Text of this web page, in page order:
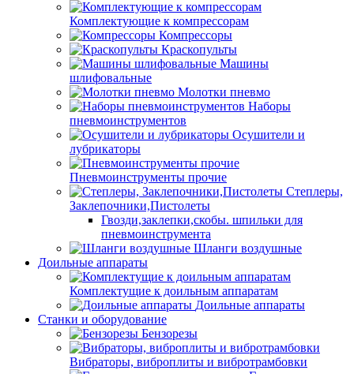
Комплектующие к компрессорам
Компрессоры
Краскопульты
Машины
шлифовальные
Молотки пневмо
Наборы
пневмоинструментов
Осушители и
лубрикаторы
Пневмоинструменты прочие
Степлеры,
Заклепочники,Пистолеты
Гвозди,заклепки,скобы. шпильки для
пневмоинструмента
Шланги воздушные
Доильные аппараты
Комплектущие к доильным аппаратам
Доильные аппараты
Станки и оборудование
Бензорезы
Вибраторы, виброплиты и вибротрамбовки